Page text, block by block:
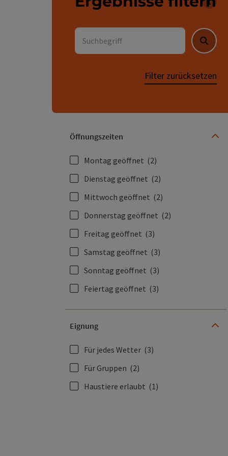
Für
Suchbegriff
Suchen
Filter zurücksetzen
Öffnungszeiten
Montag geöffnet (2)
Dienstag geöffnet (2)
Mittwoch geöffnet (2)
Donnerstag geöffnet (2)
Freitag geöffnet (3)
Samstag geöffnet (3)
Sonntag geöffnet (3)
Feiertag geöffnet (3)
Eignung
Für jedes Wetter (3)
Für Gruppen (2)
Haustiere erlaubt (1)